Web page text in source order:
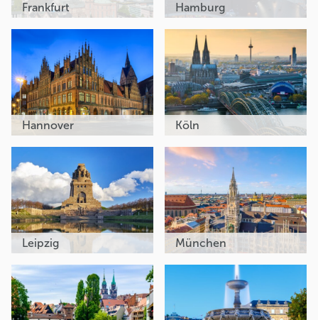
Frankfurt Hamburg
Hannover Köln
Leipzig München